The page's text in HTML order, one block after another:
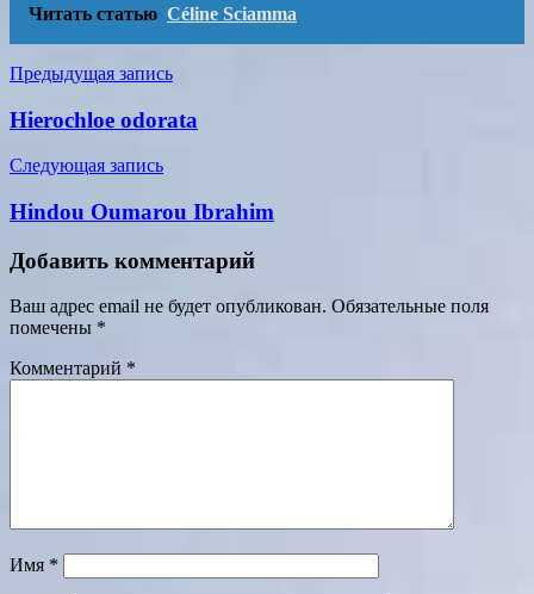
Читать статью Céline Sciamma
Навигация
по
Предыдущая запись
Hierochloe odorata
Следующая запись
Hindou Oumarou Ibrahim
Добавить комментарий
Ваш адрес email не будет опубликован. Обязательные поля
помечены *
Комментарий *
Имя *